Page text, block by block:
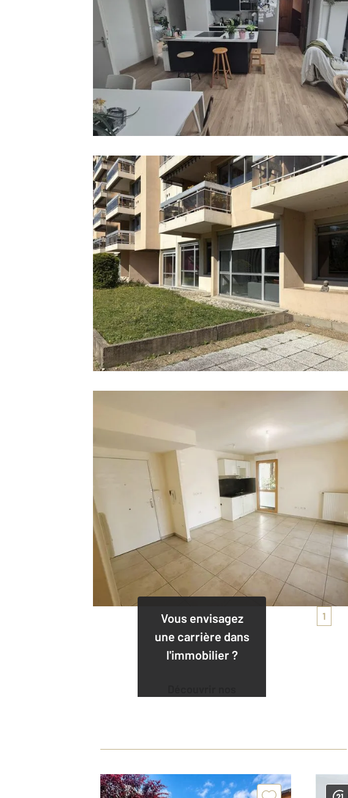
Vous envisagez
une carrière dans
l'immobilier ?
1